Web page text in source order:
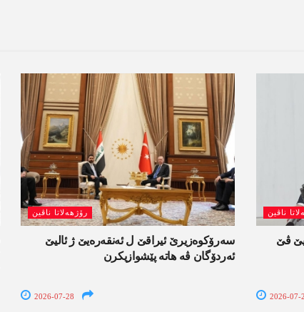
رۆژھەلاتا ناڤین
سەرۆکوەزیرێ ئیراقێ ل ئەنقەرەیێ ژ ئالیێ
ئەردۆگان ڤە ھاتە پێشوازیکرن
2026-07-28
ناڤین
ڤێ
2026-07-